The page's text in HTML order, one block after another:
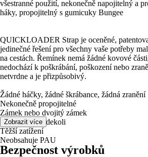
všestranné použití, nekonečně napojitelný a
háky, propojitelný s gumicuky Bungee
QUICKLOADER Strap je oceněné,
jedinečné řešení pro všechny vaše potřeby
na cestách. Řemínek nemá žádné kovové
nedochází k poškrábání, poškození nebo
netvrdne a je přizpůsobivý.
Žádné háčky, žádné škrábance, žádná zranění
Nekonečně propojitelné
Zámek nebo dvojitý zámek
1001 použití kdekoli
Těžší zatížení
Neobsahuje PAU
Zobrazit více
Bezpečnost výrobků